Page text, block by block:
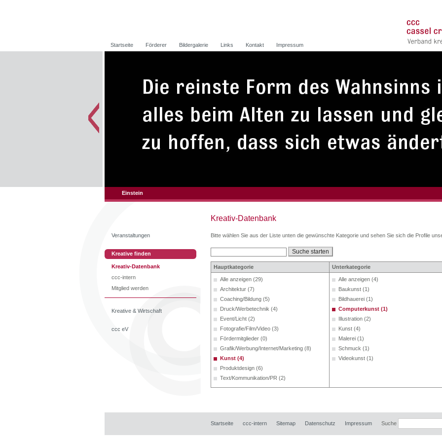
Veranstaltungen
Kreative finden
Kreativ-Datenbank
ccc-intern
Mitglied werden
Kreative & Wirtschaft
ccc eV
Kreativ-Datenbank
Bitte wählen Sie aus der Liste unten die gewünschte Kategorie und sehen Sie sich die Profile
Hauptkategorie Unterkategorie
Alle anzeigen (29)
Architektur (7)
Coaching/Bildung (5)
Druck/Werbetechnik (4)
Event/Licht (2)
Fotografie/Film/Video (3)
Fördermitglieder (0)
Grafik/Werbung/Internet/Marketing (8)
Kunst (4)
Produktdesign (6)
Text/Kommunikation/PR (2)
Alle anzeigen (4)
Baukunst (1)
Bildhauerei (1)
Computerkunst (1)
Illustration (2)
Kunst (4)
Malerei (1)
Schmuck (1)
Videokunst (1)
Einstein
Startseite Förderer Bildergalerie Links Kontakt Impressum
Startseite ccc-intern Sitemap Datenschutz Impressum Suche